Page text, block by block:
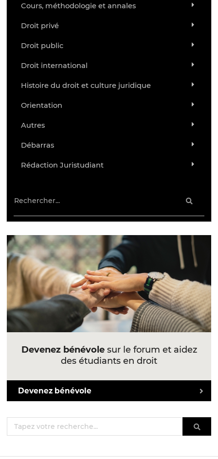
Cours, méthodologie et annales
Droit privé
Droit public
Droit international
Histoire du droit et culture juridique
Orientation
Autres
Débarras
Rédaction Juristudiant
Devenez bénévolesur le forum et aidez
des étudiants en droit
Devenez bénévole